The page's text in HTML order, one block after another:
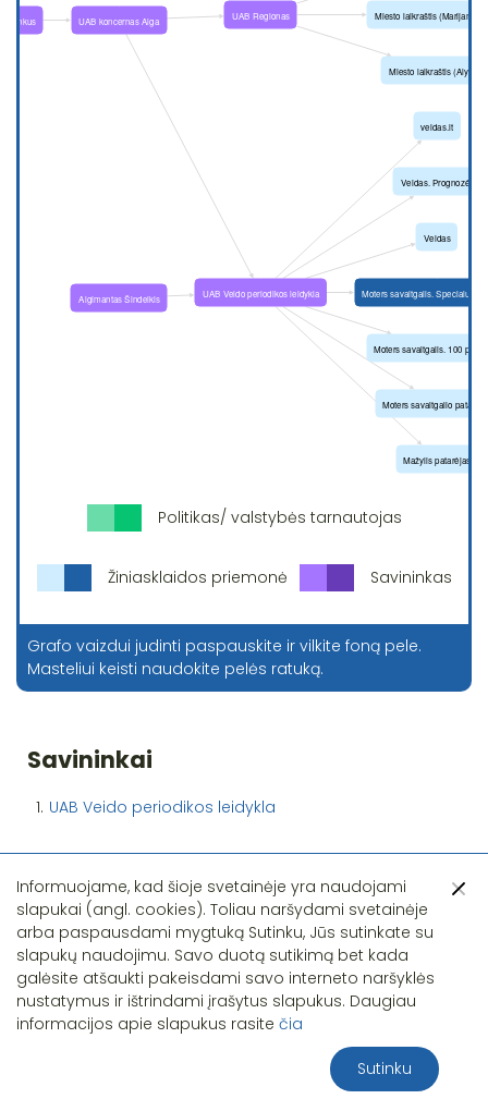
Politikas/ valstybės tarnautojas
Žiniasklaidos priemonė Savininkas
Grafo vaizdui judinti paspauskite ir vilkite foną pele.
Masteliui keisti naudokite pelės ratuką.
Savininkai
1. UAB Veido periodikos leidykla
Pastebėjote klaidą?
Informuojame, kad šioje svetainėje yra naudojami
slapukai (angl. cookies). Toliau naršydami svetainėje
arba paspausdami mygtuką Sutinku, Jūs sutinkate su
slapukų naudojimu. Savo duotą sutikimą bet kada
galėsite atšaukti pakeisdami savo interneto naršyklės
nustatymus ir ištrindami įrašytus slapukus. Daugiau
informacijos apie slapukus rasite čia
Sutinku